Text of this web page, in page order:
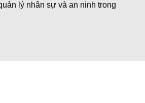
lý nhân sự và an ninh trong